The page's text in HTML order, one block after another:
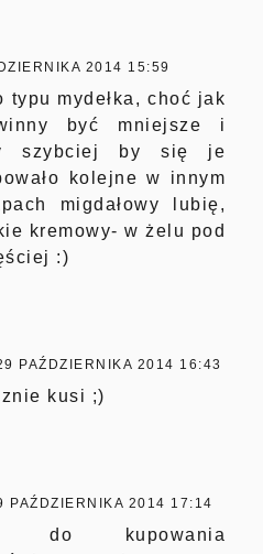
2014 15:59
typu mydełka, choć jak
być mniejsze i
szybciej by się je
kolejne w innym
migdałowy lubię,
kremowy- w żelu pod
:)
PAŹDZIERNIKA 2014 16:43
kusi ;)
PAŹDZIERNIKA 2014 17:14
do kupowania